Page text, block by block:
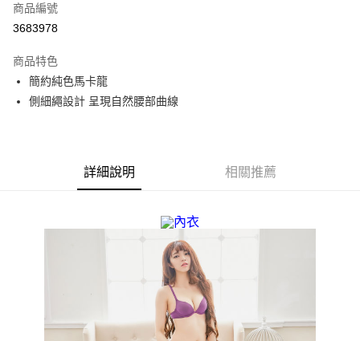
超商取貨付款
Apple Pay
街口支付
AFTEE先享後付是「在收到商品之後才付款」的支付方式。 讓您購物簡單
１．簡單：不需註冊會員、不需綁卡、不需儲值。
２．便利：只要手機號碼，簡訊認證，即可結帳。
３．安心：先確認商品／服務後，再付款。
【「AFTEE先享後付」結帳流程】
每筆NT$70，滿NT$499(含以上)免運費
7-11取貨付款
商品編號
3683978
商品特色
簡約純色馬卡龍
側細繩設計 呈現自然腰部曲線
詳細說明 相關推薦